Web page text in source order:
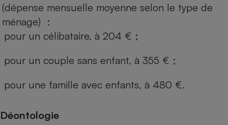
(dépense mensuelle moyenne selon le type de
ménage) :
pour un célibataire, à 204 € ;
pour un couple sans enfant, à 355 € ;
pour une famille avec enfants, à 480 €.
Déontologie